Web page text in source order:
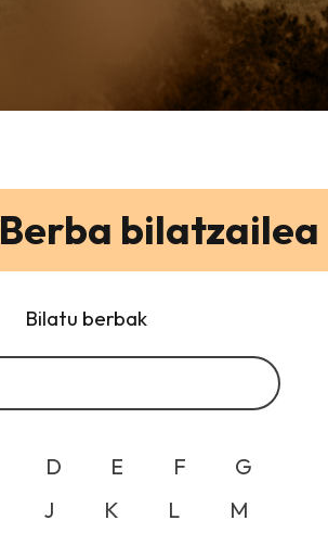
Berba bilatzailea
Bilatu berbak
D E F
G
J K L
M